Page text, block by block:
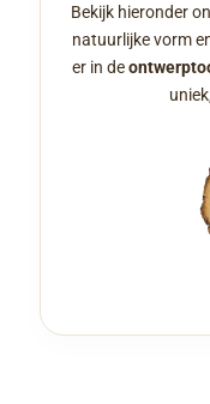
Bekijk hieronder
natuurlijke vorm
er in de